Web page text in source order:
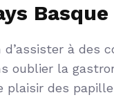
Basque
d’assister à
oublier la
plaisir des